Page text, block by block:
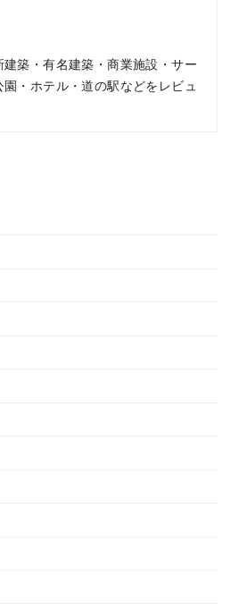
築・有名建築・商業施設・サー
・ホテル・道の駅などをレビュ